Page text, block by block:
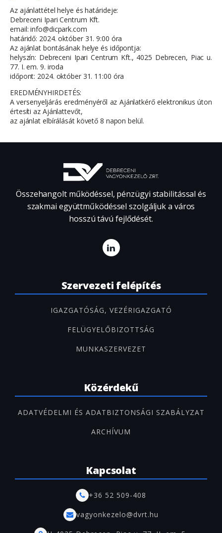
Az ajánlattétel helye és határideje:
Debreceni Ipari Centrum Kft.
email: info@dicpark.com
határidő: 2024. október 31. 9:00 óra
Az ajánlat bontásának helye és időpontja:
helyszín: Debreceni Ipari Centrum Kft., 4025 Debrecen, Piac u.
77. I. em. 9. iroda
időpont: 2024. október 31. 11:00 óra
EREDMÉNYHIRDETÉS:
A versenyeljárás eredményéről az Ajánlatkérő elektronikus úton
értesíti az Ajánlattevőt,
az ajánlat elbírálását követő 8 napon belül.
Összehangolt működéssel, pénzügyi stabilitással és
szakmai együttműködéssel szolgáljuk a város
hosszú távú fejlődését.
Szervezeti felépítés
IGAZGATÓSÁG, VEZÉRIGAZGATÓ
FELÜGYELŐBIZOTTSÁG
MUNKASZERVEZET
Közérdekű
ADATVÉDELMI ÉS ADATBIZTONSÁGI SZABÁLYZAT
ARCHÍVUM
Kapcsolat
+36 52 509-408
vagyonkezelo@dvrt.hu